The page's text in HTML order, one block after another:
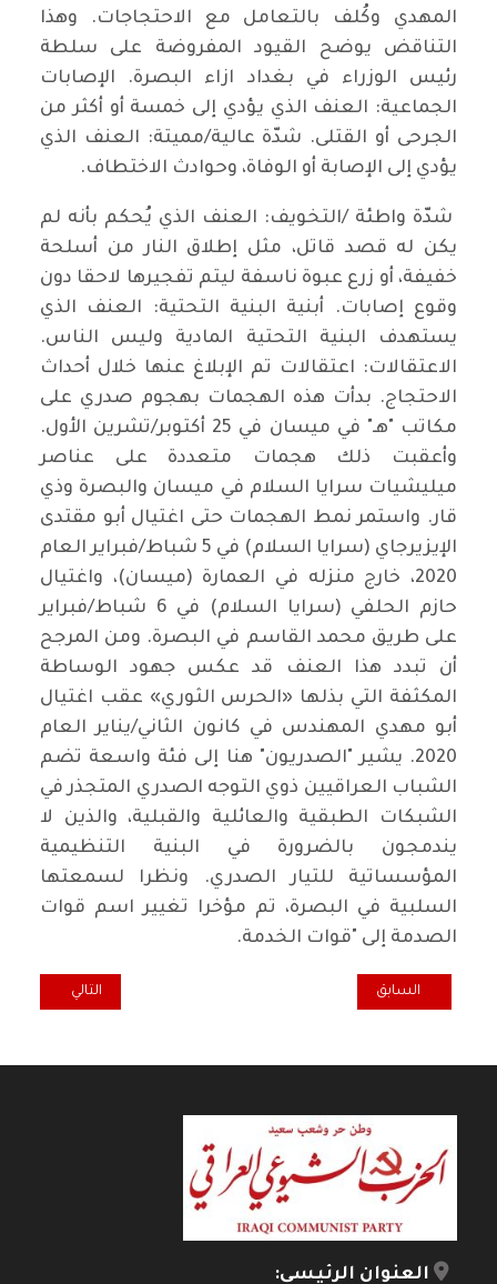
المهدي وكُلف بالتعامل مع الاحتجاجات. وهذا
التناقض يوضح القيود المفروضة على سلطة
رئيس الوزراء في بغداد ازاء البصرة. الإصابات
الجماعية: العنف الذي يؤدي إلى خمسة أو أكثر من
الجرحى أو القتلى. شدّة عالية/مميتة: العنف الذي
يؤدي إلى الإصابة أو الوفاة، وحوادث الاختطاف.
شدّة واطئة /التخويف: العنف الذي يُحكم بأنه لم
يكن له قصد قاتل، مثل إطلاق النار من أسلحة
خفيفة، أو زرع عبوة ناسفة ليتم تفجيرها لاحقا دون
وقوع إصابات. أبنية البنية التحتية: العنف الذي
يستهدف البنية التحتية المادية وليس الناس.
الاعتقالات: اعتقالات تم الإبلاغ عنها خلال أحداث
الاحتجاج. بدأت هذه الهجمات بهجوم صدري على
مكاتب "هـ" في ميسان في 25 أكتوبر/تشرين الأول.
وأعقبت ذلك هجمات متعددة على عناصر
ميليشيات سرايا السلام في ميسان والبصرة وذي
قار. واستمر نمط الهجمات حتى اغتيال أبو مقتدى
الإيزيرجاي (سرايا السلام) في 5 شباط/فبراير العام
2020، خارج منزله في العمارة (ميسان)، واغتيال
حازم الحلفي (سرايا السلام) في 6 شباط/فبراير
على طريق محمد القاسم في البصرة. ومن المرجح
أن تبدد هذا العنف قد عكس جهود الوساطة
المكثفة التي بذلها «الحرس الثوري» عقب اغتيال
أبو مهدي المهندس في كانون الثاني/يناير العام
2020. يشير "الصدريون" هنا إلى فئة واسعة تضم
الشباب العراقيين ذوي التوجه الصدري المتجذر في
الشبكات الطبقية والعائلية والقبلية، والذين لا
يندمجون بالضرورة في البنية التنظيمية
المؤسساتية للتيار الصدري. ونظرا لسمعتها
السلبية في البصرة، تم مؤخرا تغيير اسم قوات
الصدمة إلى "قوات الخدمة.
المقال السابق: نحو – إعدام! - عقوبة الإعدام
السابق المقال التالي:
التالي
العنوان الرئيسي: